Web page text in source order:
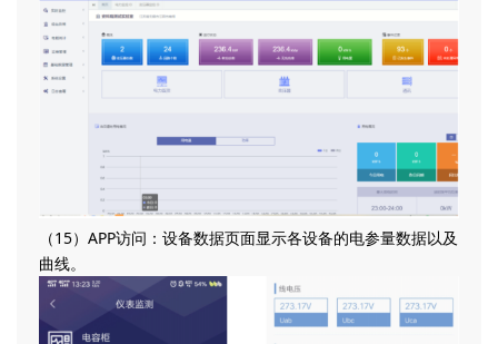
（15）APP访问：设备数据页面显示各设备的电参量数据以及
曲线。